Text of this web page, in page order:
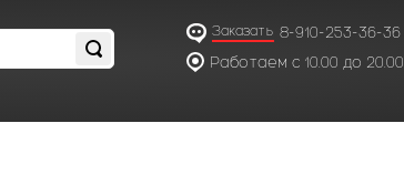
Заказать 8-910-253-36-36
Работаем с 10.00 до 20.00